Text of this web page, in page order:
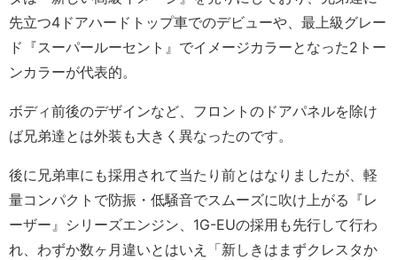
先立つ4ドアハードトップ車でのデビューや、最上級グレー
ド『スーパールーセント』でイメージカラーとなった2トー
ンカラーが代表的。
ボディ前後のデザインなど、フロントのドアパネルを除け
ば兄弟達とは外装も大きく異なったのです。
後に兄弟車にも採用されて当たり前とはなりましたが、軽
量コンパクトで防振・低騒音でスムーズに吹け上がる『レ
ーザー』シリーズエンジン、1G-EUの採用も先行して行わ
れ、わずか数ヶ月違いとはいえ「新しきはまずクレスタか